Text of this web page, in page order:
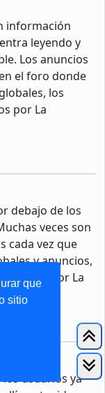
que
sitio
información
leyendo y
Los anuncios
el foro donde
los
por La
debajo de los
veces son
cada vez que
y anuncios,
por La
usuarios ya